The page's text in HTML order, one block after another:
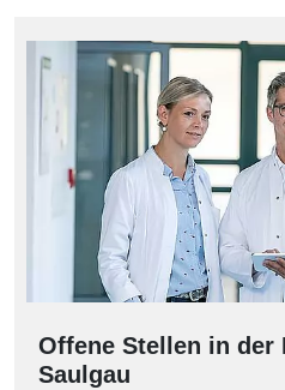
Offene Stellen in der
Saulgau